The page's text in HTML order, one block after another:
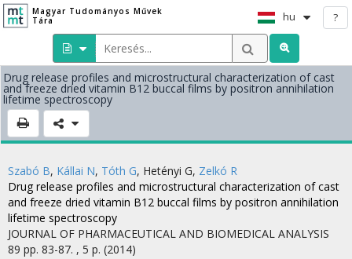
Magyar Tudományos Művek
Tára
hu ?
Drug release profiles and microstructural characterization of cast
and freeze dried vitamin B12 buccal films by positron annihilation
lifetime spectroscopy
Szabó B, Kállai N, Tóth G, Hetényi G, Zelkó R
Drug release profiles and microstructural characterization of cast
and freeze dried vitamin B12 buccal films by positron annihilation
lifetime spectroscopy
JOURNAL OF PHARMACEUTICAL AND BIOMEDICAL ANALYSIS
89 pp. 83-87. , 5 p. (2014)